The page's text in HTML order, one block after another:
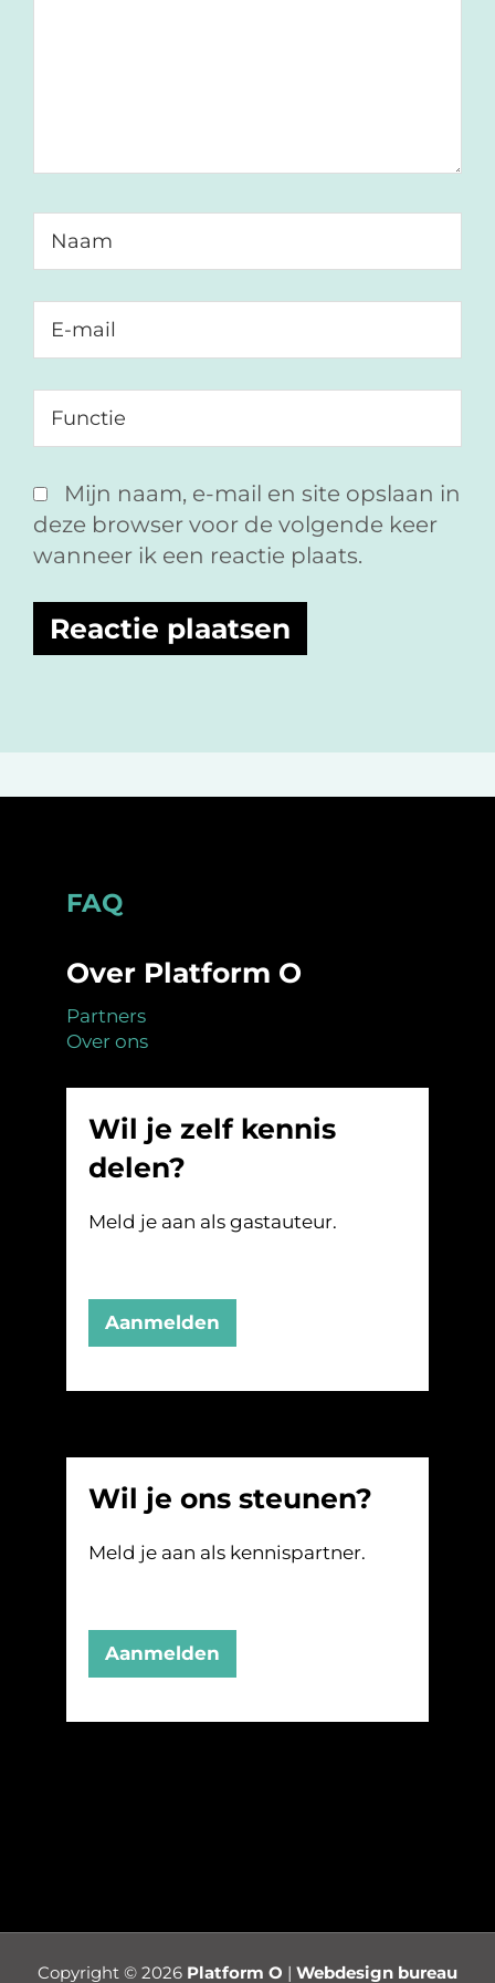
Mijn naam, e-mail en site opslaan in
deze browser voor de volgende keer
wanneer ik een reactie plaats.
Footer
FAQ
Over Platform O
Partners
Over ons
Wil je zelf kennis
delen?
Meld je aan als gastauteur.
Aanmelden
Wil je ons steunen?
Meld je aan als kennispartner.
Aanmelden
Copyright © 2026 Platform O | Webdesign bureau